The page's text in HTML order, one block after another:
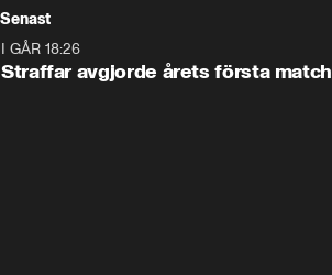
Senast
I GÅR 18:26
Straffar avgjorde årets första match